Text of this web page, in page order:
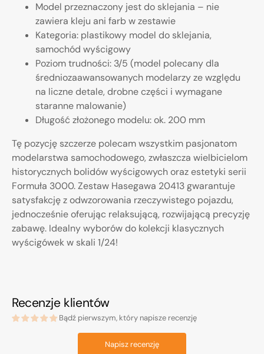
Model przeznaczony jest do sklejania – nie
zawiera kleju ani farb w zestawie
Kategoria: plastikowy model do sklejania,
samochód wyścigowy
Poziom trudności: 3/5 (model polecany dla
średniozaawansowanych modelarzy ze względu
na liczne detale, drobne części i wymagane
staranne malowanie)
Długość złożonego modelu: ok. 200 mm
Tę pozycję szczerze polecam wszystkim pasjonatom
modelarstwa samochodowego, zwłaszcza wielbicielom
historycznych bolidów wyścigowych oraz estetyki serii
Formuła 3000. Zestaw Hasegawa 20413 gwarantuje
satysfakcję z odwzorowania rzeczywistego pojazdu,
jednocześnie oferując relaksującą, rozwijającą precyzję
zabawę. Idealny wyborów do kolekcji klasycznych
wyścigówek w skali 1/24!
Recenzje klientów
Bądź pierwszym, który napisze recenzję
Napisz recenzję